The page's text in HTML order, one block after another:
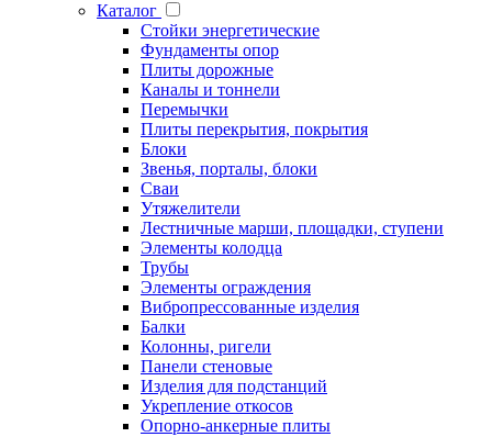
Каталог
Стойки энергетические
Фундаменты опор
Плиты дорожные
Каналы и тоннели
Перемычки
Плиты перекрытия, покрытия
Блоки
Звенья, порталы, блоки
Сваи
Утяжелители
Лестничные марши, площадки, ступени
Элементы колодца
Трубы
Элементы ограждения
Вибропрессованные изделия
Балки
Колонны, ригели
Панели стеновые
Изделия для подстанций
Укрепление откосов
Опорно-анкерные плиты